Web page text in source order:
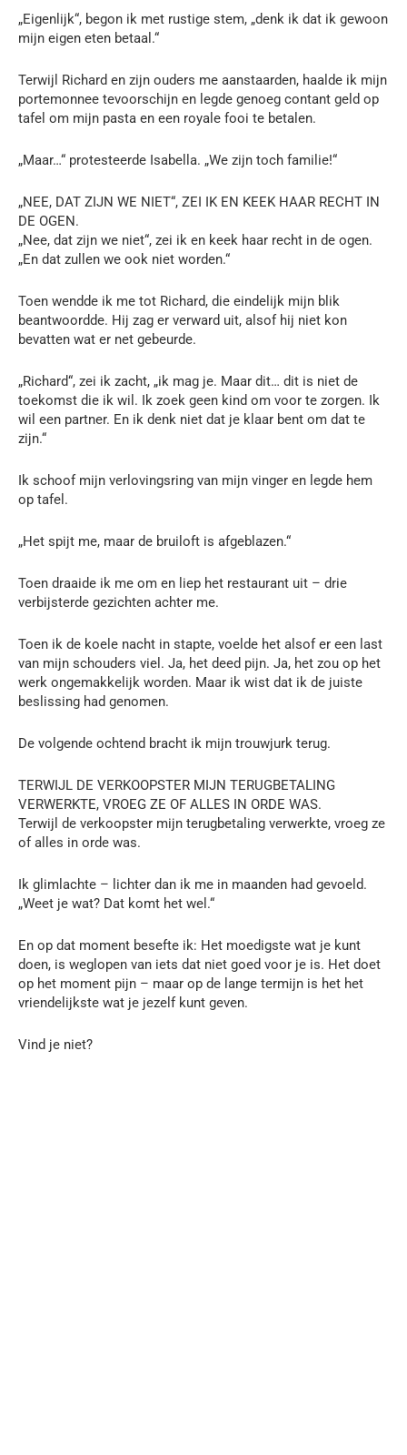
„Eigenlijk“, begon ik met rustige stem, „denk ik dat ik gewoon
mijn eigen eten betaal.“
Terwijl Richard en zijn ouders me aanstaarden, haalde ik mijn
portemonnee tevoorschijn en legde genoeg contant geld op
tafel om mijn pasta en een royale fooi te betalen.
„Maar…“ protesteerde Isabella. „We zijn toch familie!“
„NEE, DAT ZIJN WE NIET“, ZEI IK EN KEEK HAAR RECHT IN
DE OGEN.
„Nee, dat zijn we niet“, zei ik en keek haar recht in de ogen.
„En dat zullen we ook niet worden.“
Toen wendde ik me tot Richard, die eindelijk mijn blik
beantwoordde. Hij zag er verward uit, alsof hij niet kon
bevatten wat er net gebeurde.
„Richard“, zei ik zacht, „ik mag je. Maar dit… dit is niet de
toekomst die ik wil. Ik zoek geen kind om voor te zorgen. Ik
wil een partner. En ik denk niet dat je klaar bent om dat te
zijn.“
Ik schoof mijn verlovingsring van mijn vinger en legde hem
op tafel.
„Het spijt me, maar de bruiloft is afgeblazen.“
Toen draaide ik me om en liep het restaurant uit – drie
verbijsterde gezichten achter me.
Toen ik de koele nacht in stapte, voelde het alsof er een last
van mijn schouders viel. Ja, het deed pijn. Ja, het zou op het
werk ongemakkelijk worden. Maar ik wist dat ik de juiste
beslissing had genomen.
De volgende ochtend bracht ik mijn trouwjurk terug.
TERWIJL DE VERKOOPSTER MIJN TERUGBETALING
VERWERKTE, VROEG ZE OF ALLES IN ORDE WAS.
Terwijl de verkoopster mijn terugbetaling verwerkte, vroeg ze
of alles in orde was.
Ik glimlachte – lichter dan ik me in maanden had gevoeld.
„Weet je wat? Dat komt het wel.“
En op dat moment besefte ik: Het moedigste wat je kunt
doen, is weglopen van iets dat niet goed voor je is. Het doet
op het moment pijn – maar op de lange termijn is het het
vriendelijkste wat je jezelf kunt geven.
Vind je niet?